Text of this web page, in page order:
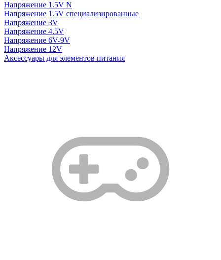
Напряжение 1.5V N
Напряжение 1.5V специализированные
Напряжение 3V
Напряжение 4.5V
Напряжение 6V-9V
Напряжение 12V
Аксессуары для элементов питания